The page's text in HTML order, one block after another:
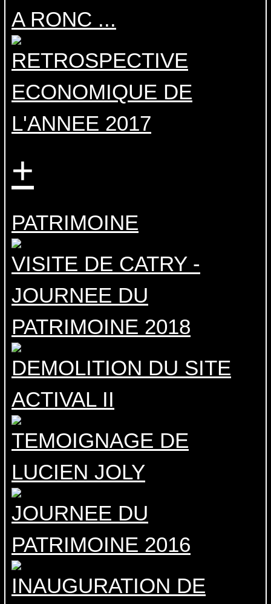
A RONC ...
RETROSPECTIVE
ECONOMIQUE DE
L'ANNEE 2017
+
PATRIMOINE
VISITE DE CATRY -
JOURNEE DU
PATRIMOINE 2018
DEMOLITION DU SITE
ACTIVAL II
TEMOIGNAGE DE
LUCIEN JOLY
JOURNEE DU
PATRIMOINE 2016
INAUGURATION DE